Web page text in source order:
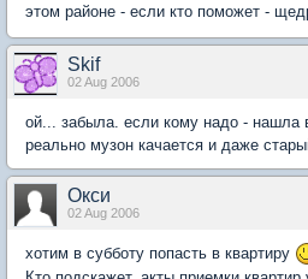
этом районе - если кто поможет -
Skif
02 Aug 2006
ой... забыла. если кому надо - нашла
реально музон качается и даже
Окси
02 Aug 2006
хотим в субботу попасть в квартиру